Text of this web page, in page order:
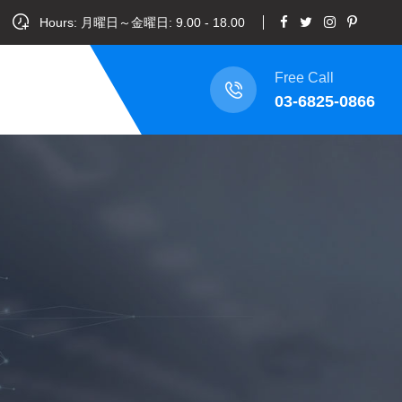
Hours: 月曜日～金曜日: 9.00 - 18.00
Free Call
03-6825-0866